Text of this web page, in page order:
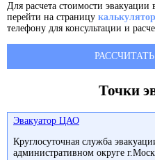
Для расчета стоимости
перейти на страницу
телефону для консультации и
Точки
Эвакуатор ЦАО
Круглосуточная служба
административном округе